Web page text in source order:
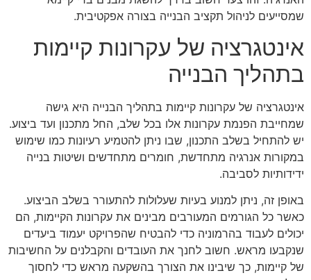
שמסייעים לניהול תקציב הבנייה בצורה אפקטיבית.
אינטגרציה של עקרונות קיימות
בתהליך הבנייה
אינטגרציה של עקרונות קיימות בתהליך הבנייה היא גישה
שמחייבת הפנמת עקרונות אלו בכל שלב, החל מתכנון ועד ביצוע.
יש להתחיל בשלב התכנון, שבו ניתן להטמיע רעיונות כמו שימוש
במקורות אנרגיה מתחדשת, חומרים מתחדשים ושיטות בנייה
ידידותיות לסביבה.
באופן זה, ניתן למנוע בעיות שעלולות להתעורר בשלב הביצוע.
כאשר כל הגורמים המעורבים מבינים את עקרונות הקיימות, הם
יכולים לעבוד בהרמוניה כדי להבטיח שהפרויקט יעמוד ביעדים
שנקבעו מראש. חשוב לחנך את העובדים והקבלנים על החשיבות
של קיימות, כך שיבינו את הצורך בהשקעה מראש כדי לחסוך